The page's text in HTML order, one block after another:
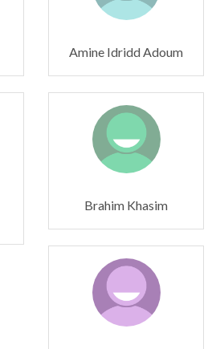
Amine Idridd Adoum
Brahim Khasim